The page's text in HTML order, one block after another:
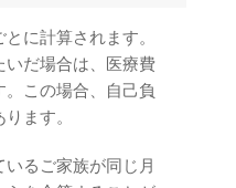
に計算されます。
いだ場合は、医療費
この場合、自己負
ます。
るご家族が同じ月